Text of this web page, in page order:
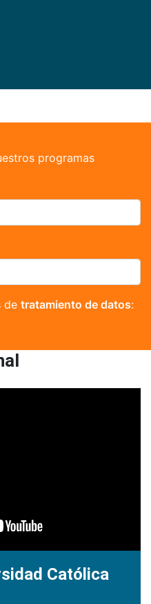
programas
de tratamiento de datos:
Católica